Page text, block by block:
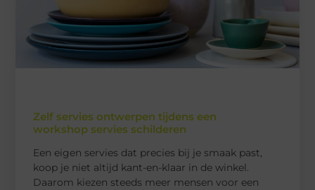
Zelf servies ontwerpen tijdens een
workshop servies schilderen
Een eigen servies dat precies bij je smaak past,
koop je niet altijd kant-en-klaar in de winkel.
Daarom kiezen steeds meer mensen voor een